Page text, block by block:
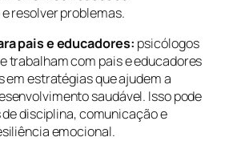
resolver problemas.
pais e educadores: psicólogos
trabalham com pais e educadores
em estratégias que ajudem a
saudável. Isso pode
disciplina, comunicação e
emocional.